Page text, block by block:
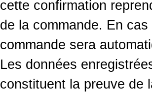
cette confirmation
de la commande. En
commande sera
Les données
constituent la preuve de